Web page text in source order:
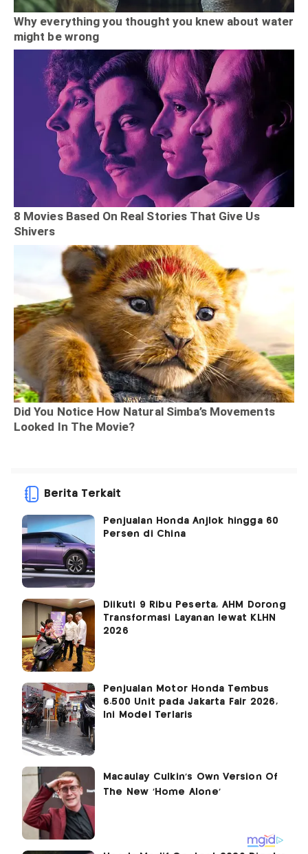
Berita Terkait
Penjualan Honda Anjlok hingga 60
Persen di China
Diikuti 9 Ribu Peserta, AHM Dorong
Transformasi Layanan lewat KLHN
2026
Penjualan Motor Honda Tembus
6.500 Unit pada Jakarta Fair 2026,
Ini Model Terlaris